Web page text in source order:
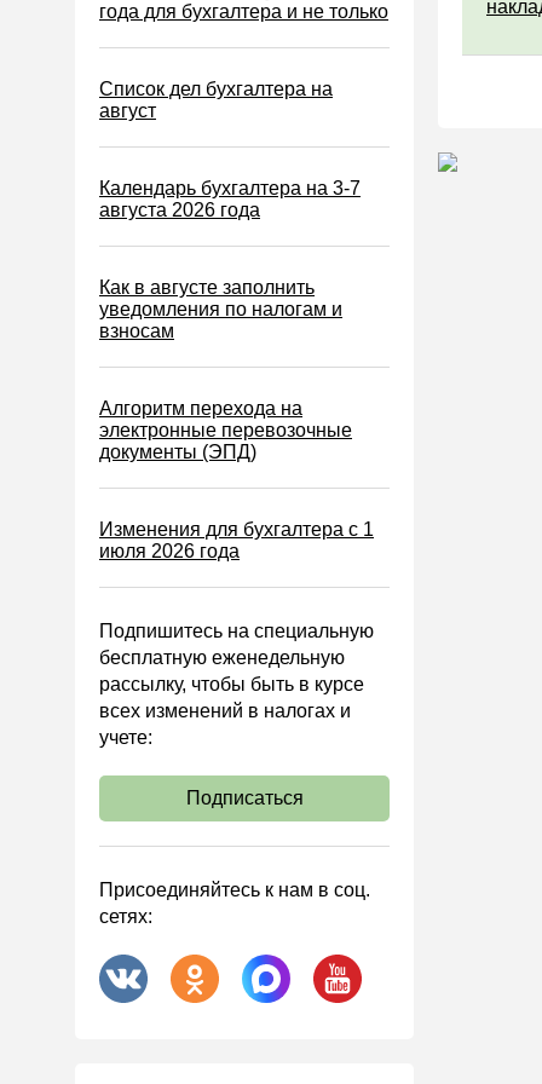
Водный налог
Экологический налог
Налог на игорный бизнес
Акцизы
Возврат и зачет налогов
Налоговые проверки
Ответственность
Статистика
Онлайн-кассы ККТ ККМ
Управленческий учет
Анализ хозяйственной
Охрана труда и аттестация
Охрана труда
Налоговое планирование
Финансовый контроль
Договоры
ООО
АО
Госзакупки
года для бухгалтера и не только
Список дел бухгалтера на
август
Календарь бухгалтера на 3-7
августа 2026 года
Как в августе заполнить
уведомления по налогам и
взносам
Алгоритм перехода на
электронные перевозочные
документы (ЭПД)
Изменения для бухгалтера с 1
июля 2026 года
Подпишитесь на специальную
бесплатную еженедельную
рассылку, чтобы быть в курсе
всех изменений в налогах и
учете:
Подписаться
Присоединяйтесь к нам в соц.
сетях: